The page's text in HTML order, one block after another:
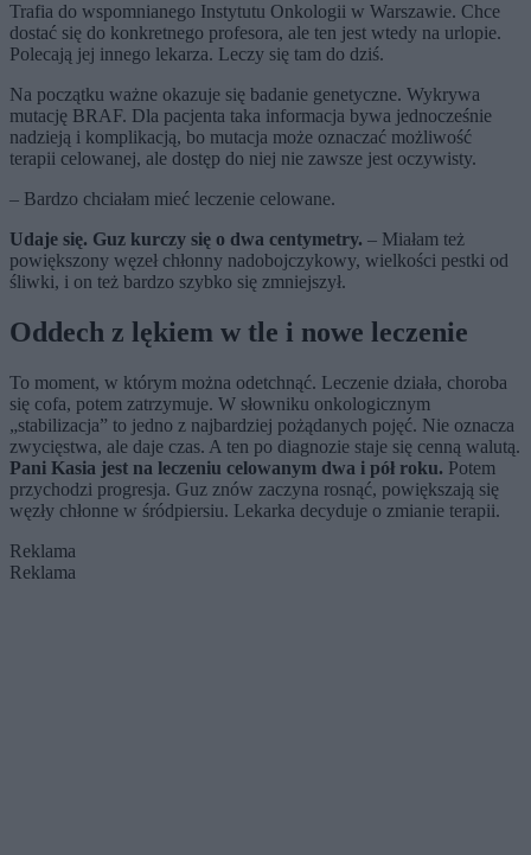
Trafia do wspomnianego Instytutu Onkologii w Warszawie. Chce
dostać się do konkretnego profesora, ale ten jest wtedy na urlopie.
Polecają jej innego lekarza. Leczy się tam do dziś.
Na początku ważne okazuje się badanie genetyczne. Wykrywa
mutację BRAF. Dla pacjenta taka informacja bywa jednocześnie
nadzieją i komplikacją, bo mutacja może oznaczać możliwość
terapii celowanej, ale dostęp do niej nie zawsze jest oczywisty.
– Bardzo chciałam mieć leczenie celowane.
Udaje się. Guz kurczy się o dwa centymetry. – Miałam też
powiększony węzeł chłonny nadobojczykowy, wielkości pestki od
śliwki, i on też bardzo szybko się zmniejszył.
Oddech z lękiem w tle i nowe leczenie
To moment, w którym można odetchnąć. Leczenie działa, choroba
się cofa, potem zatrzymuje. W słowniku onkologicznym
„stabilizacja” to jedno z najbardziej pożądanych pojęć. Nie oznacza
zwycięstwa, ale daje czas. A ten po diagnozie staje się cenną walutą.
Pani Kasia jest na leczeniu celowanym dwa i pół roku. Potem
przychodzi progresja. Guz znów zaczyna rosnąć, powiększają się
węzły chłonne w śródpiersiu. Lekarka decyduje o zmianie terapii.
Reklama
Reklama